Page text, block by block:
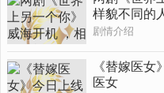
样貌不同的
剧情介绍
《替嫁医
医女